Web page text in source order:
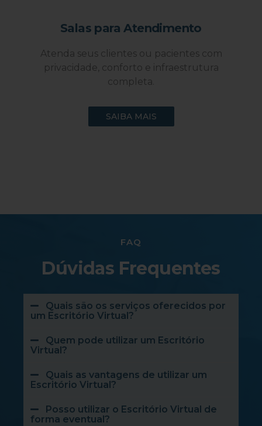
Salas para Atendimento
Atenda seus clientes ou pacientes com
privacidade, conforto e infraestrutura
completa.
SAIBA MAIS
FAQ
Dúvidas Frequentes
Quais são os serviços oferecidos por
um Escritório Virtual?
Quem pode utilizar um Escritório
Virtual?
Quais as vantagens de utilizar um
Escritório Virtual?
Posso utilizar o Escritório Virtual de
forma eventual?